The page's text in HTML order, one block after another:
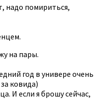
надо помириться,
на пары.
год в универе очень
ковида)
И если я брошу сейчас,